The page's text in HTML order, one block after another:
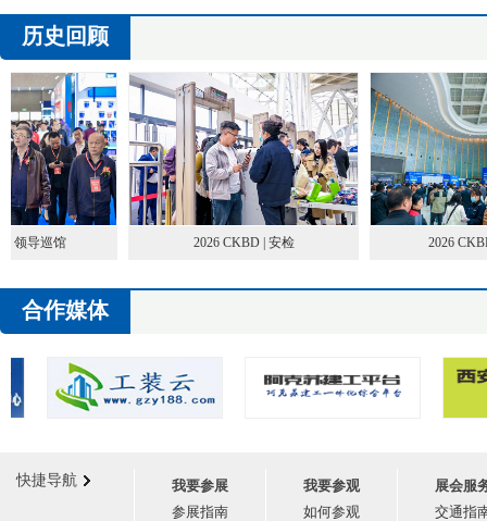
历史回顾
领导巡馆 2026 CKBD | 安检 2026
合作媒体
快捷导航
我要参展
参展指南
我要参观
如何参观
展会服
交通指